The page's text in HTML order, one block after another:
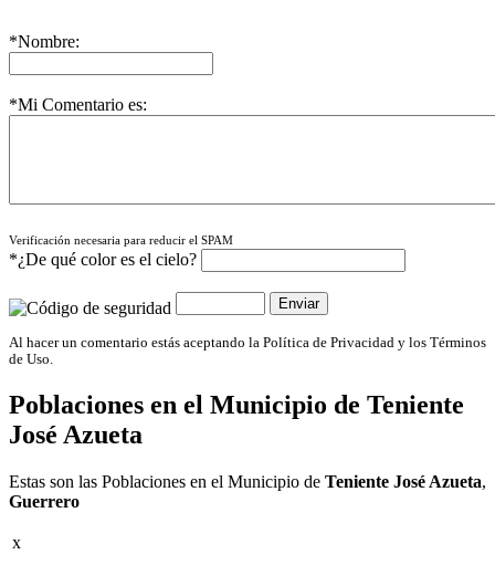
*Nombre:
*Mi Comentario es:
Verificación necesaria para reducir el SPAM
*¿De qué color es el cielo?
Al hacer un comentario estás aceptando la Política de Privacidad y los Términos
de Uso.
Poblaciones en el Municipio de Teniente
José Azueta
Estas son las Poblaciones en el Municipio de Teniente José Azueta,
Guerrero
x